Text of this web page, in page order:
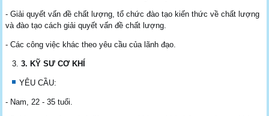
- Giải quyết vấn đề chất lượng, tổ chức đào tạo kiến thức về chất lượng
và đào tạo cách giải quyết vấn đề chất lượng.
- Các công việc khác theo yêu cầu của lãnh đạo.
3. KỸ SƯ CƠ KHÍ
YÊU CẦU:
- Nam, 22 - 35 tuổi.